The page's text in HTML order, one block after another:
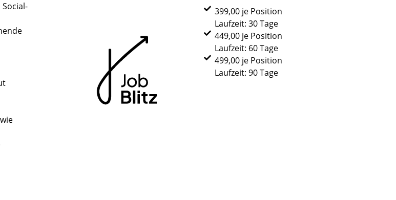
399,00 je Position
Laufzeit: 30 Tage
449,00 je Position
Laufzeit: 60 Tage
499,00 je Position
Laufzeit: 90 Tage